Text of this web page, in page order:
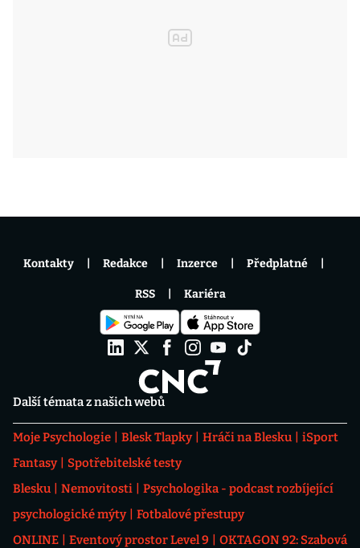
Další témata z našich webů
Moje Psychologie Blesk Tlapky Hráči na Blesku
iSport
Fantasy
Spotřebitelské testy
Blesku
Nemovitosti
Psychologika - podcast rozbíjející
psychologické mýty
Fotbalové přestupy
ONLINE
Eventový prostor Level 9
OKTAGON 92: Szabová
Kontakty Redakce Inzerce Předplatné
RSS Kariéra